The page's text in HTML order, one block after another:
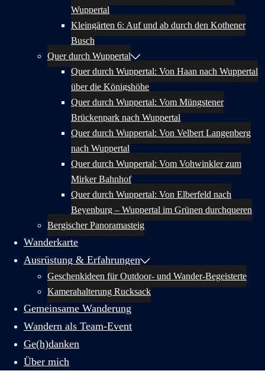
Wuppertal
Kleingärten 6: Auf und ab durch den Kothener
Busch
Quer durch Wuppertal
Quer durch Wuppertal: Von Haan nach Wuppertal
über die Königshöhe
Quer durch Wuppertal: Vom Müngstener
Brückenpark nach Wuppertal
Quer durch Wuppertal: Von Velbert Langenberg
nach Wuppertal
Quer durch Wuppertal: Vom Vohwinkler zum
Mirker Bahnhof
Quer durch Wuppertal: Von Elberfeld nach
Beyenburg – Wuppertal im Grünen durchqueren
Bergischer Panoramasteig
Wanderkarte
Ausrüstung & Erfahrungen
Geschenkideen für Outdoor- und Wander-Begeisterte
Kamerahalterung Rucksack
Gemeinsame Wanderung
Wandern als Team-Event
Ge(h)danken
Über mich